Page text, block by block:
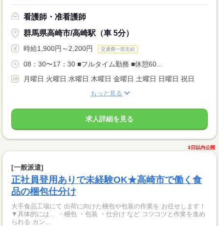
看護師・准看護師
群馬県高崎市/高崎駅（車 5分）
時給1,900円～2,200円 交通費一部支給
08：30〜17：30 ■フルタイム勤務 ■休憩60...
月曜日 火曜日 水曜日 木曜日 金曜日 土曜日 日曜日 祝日
もっと見る
求人詳細を見る
3日以内公開
[一般派遣]
正社員登用ありで未経験OK★高崎市で働く食
品の梱包仕分け
大手食品工場にて 出荷に向けた梱包や包装の作業を お任せします！
▼具体的には… ・梱包 ・包装 ・仕分け など コツコツと作業を進め
られる カン...